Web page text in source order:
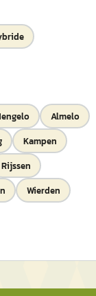
Almelo
Kampen
Rijssen
Wierden